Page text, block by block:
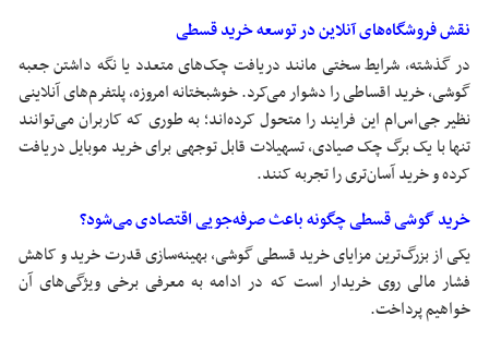
نقش فروشگاه‌های آنلاین در توسعه خرید قسطی
در گذشته، شرایط سختی مانند دریافت چک‌های متعدد یا نگه داشتن جعبه
گوشی، خرید اقساطی را دشوار می‌کرد. خوشبختانه امروزه، پلتفرم‌های آنلاینی
نظیر جی‌اس‌ام این فرایند را متحول کرده‌اند؛ به طوری که کاربران می‌توانند
تنها با یک برگ چک صیادی، تسهیلات قابل توجهی برای خرید موبایل دریافت
کرده و خرید آسان‌تری را تجربه کنند.
خرید گوشی قسطی چگونه باعث صرفه‌جویی اقتصادی می‌شود؟
یکی از بزرگ‌ترین مزایای خرید قسطی گوشی، بهینه‌سازی قدرت خرید و کاهش
فشار مالی روی خریدار است که در ادامه به معرفی برخی ویژگی‌های آن
خواهیم پرداخت.